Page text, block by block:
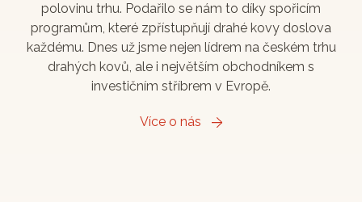
polovinu trhu. Podařilo se nám to díky spořicím
programům, které zpřístupňují drahé kovy doslova
každému. Dnes už jsme nejen lídrem na českém trhu
drahých kovů, ale i největším obchodníkem s
investičním stříbrem v Evropě.
Více o nás